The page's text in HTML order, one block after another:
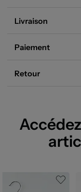
Livraison
Paiement
Retour